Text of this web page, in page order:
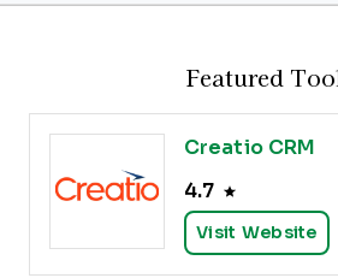
Featured
Creatio CRM
4.7
Visit Website